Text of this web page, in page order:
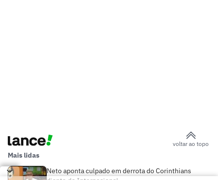
voltar ao topo
Mais lidas
Neto aponta culpado em derrota do Corinthians